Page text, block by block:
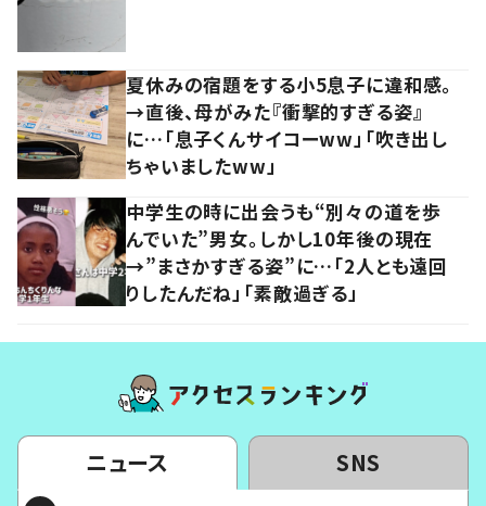
夏休みの宿題をする小5息子に違和感。
→直後、母がみた『衝撃的すぎる姿』
に…「息子くんサイコーww」「吹き出し
ちゃいましたww」
中学生の時に出会うも“別々の道を歩
んでいた”男女。しかし10年後の現在
→”まさかすぎる姿”に…「2人とも遠回
りしたんだね」「素敵過ぎる」
ニュース SNS